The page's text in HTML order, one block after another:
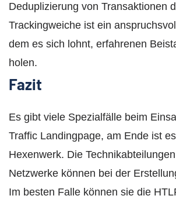
Deduplizierung von Transaktionen
Trackingweiche ist ein
dem es sich lohnt, erfahrenen
holen.
Fazit
Es gibt viele Spezialfälle beim
Traffic Landingpage, am Ende ist
Hexenwerk. Die
Netzwerke können bei der
Im besten Falle können sie die